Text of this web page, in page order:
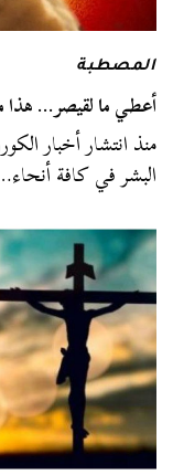
المصطبة
أعطي ما لقيصر… هذا ما
منذ انتشار أخبار
البشر في كافة